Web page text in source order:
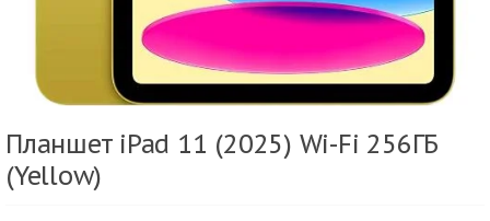
Планшет iPad 11 (2025) Wi-Fi 256ГБ
(Yellow)